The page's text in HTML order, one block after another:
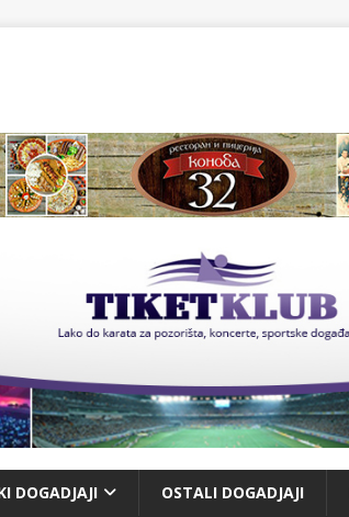
DOGADJAJI OSTALI DOGADJAJI